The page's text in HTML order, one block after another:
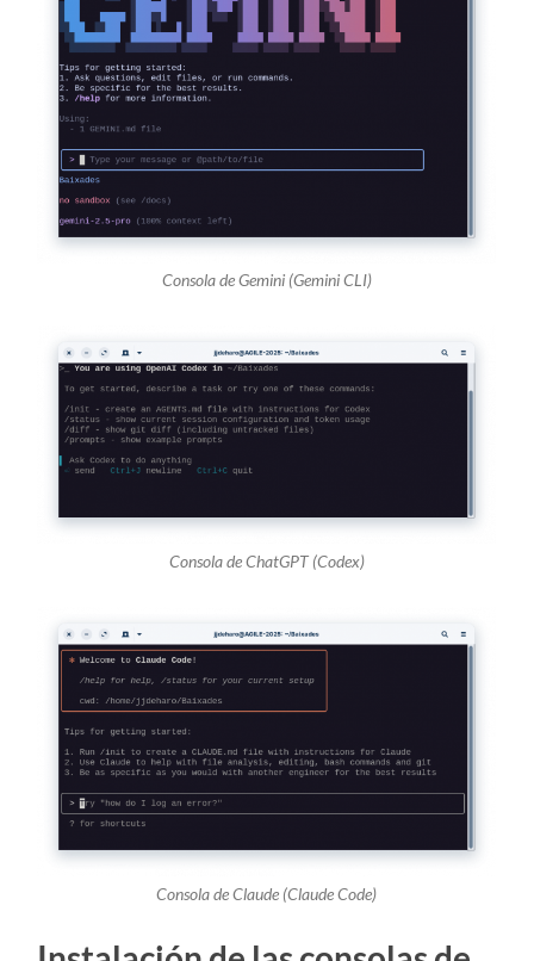
Consola de Gemini (Gemini CLI)
Consola de ChatGPT (Codex)
Consola de Claude (Claude Code)